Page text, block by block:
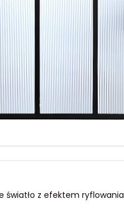
światło z efektem ryflowania